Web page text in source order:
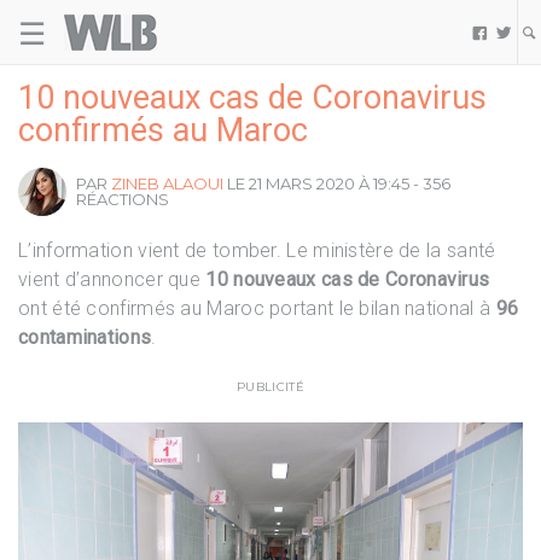
☰  
10 nouveaux cas de Coronavirus
confirmés au Maroc
PAR ZINEB ALAOUI LE 21 MARS 2020 À 19:45 - 356
RÉACTIONS
L’information vient de tomber. Le ministère de la santé
vient d’annoncer que 10 nouveaux cas de Coronavirus
ont été confirmés au Maroc portant le bilan national à 96
contaminations.
PUBLICITÉ